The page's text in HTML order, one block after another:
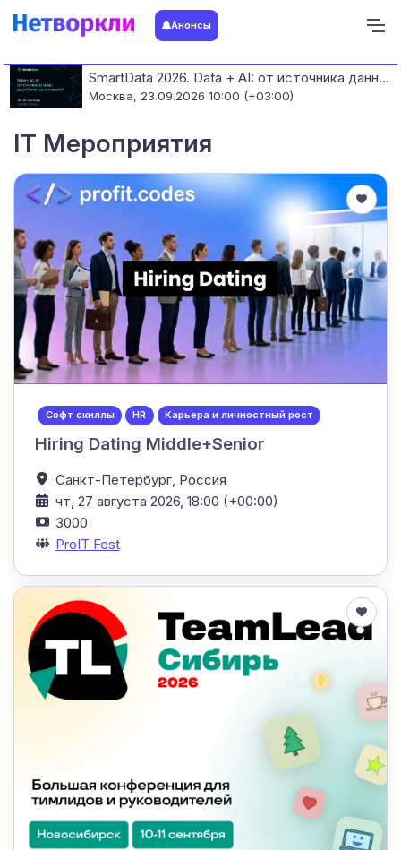
Анонсы
SmartData 2026. Data + AI: от источника данных до работающих моделей
Москва, 23.09.2026 10:00 (+03:00)
IT Мероприятия
Софт скиллы HR Карьера и личностный рост
Hiring Dating Middle+Senior
Санкт-Петербург, Россия
чт, 27 августа 2026, 18:00 (+00:00)
3000
ProIT Fest